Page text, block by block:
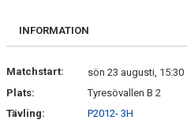
INFORMATION
Matchstart:
sön 23 augusti, 15:30
Plats:
Tyresövallen B 2
Tävling:
P2012- 3H